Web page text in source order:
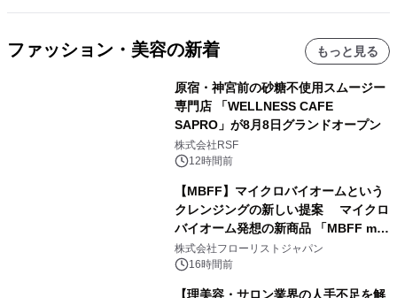
ファッション・美容の新着 もっと見る
原宿・神宮前の砂糖不使用スムージー
専門店 「WELLNESS CAFE
SAPRO」が8月8日グランドオープン
株式会社RSF
12時間前
【MBFF】マイクロバイオームという
クレンジングの新しい提案 マイクロ
バイオーム発想の新商品 「MBFF mb
クレンジングPRO」を2026年8月6日
発売
株式会社フローリストジャパン
16時間前
【理美容・サロン業界の人手不足を解